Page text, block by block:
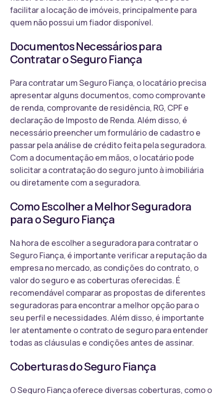
facilitar a locação de imóveis, principalmente para
quem não possui um fiador disponível.
Documentos Necessários para
Contratar o Seguro Fiança
Para contratar um Seguro Fiança, o locatário precisa
apresentar alguns documentos, como comprovante
de renda, comprovante de residência, RG, CPF e
declaração de Imposto de Renda. Além disso, é
necessário preencher um formulário de cadastro e
passar pela análise de crédito feita pela seguradora.
Com a documentação em mãos, o locatário pode
solicitar a contratação do seguro junto à imobiliária
ou diretamente com a seguradora.
Como Escolher a Melhor Seguradora
para o Seguro Fiança
Na hora de escolher a seguradora para contratar o
Seguro Fiança, é importante verificar a reputação da
empresa no mercado, as condições do contrato, o
valor do seguro e as coberturas oferecidas. É
recomendável comparar as propostas de diferentes
seguradoras para encontrar a melhor opção para o
seu perfil e necessidades. Além disso, é importante
ler atentamente o contrato de seguro para entender
todas as cláusulas e condições antes de assinar.
Coberturas do Seguro Fiança
O Seguro Fiança oferece diversas coberturas, como o